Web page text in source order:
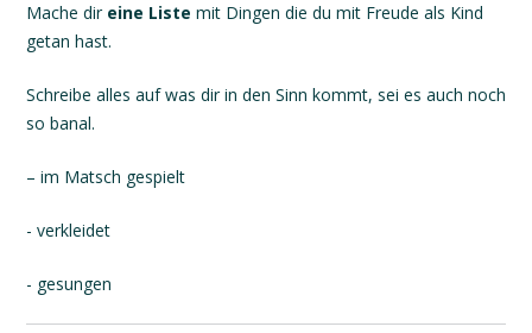
Mache dir eine Liste mit Dingen die du mit Freude als Kind
getan hast.
Schreibe alles auf was dir in den Sinn kommt, sei es auch noch
so banal.
– im Matsch gespielt
- verkleidet
- gesungen